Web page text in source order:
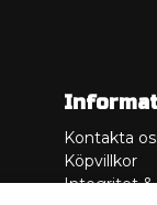
Kontakta
Köpvillkor
Integritet &